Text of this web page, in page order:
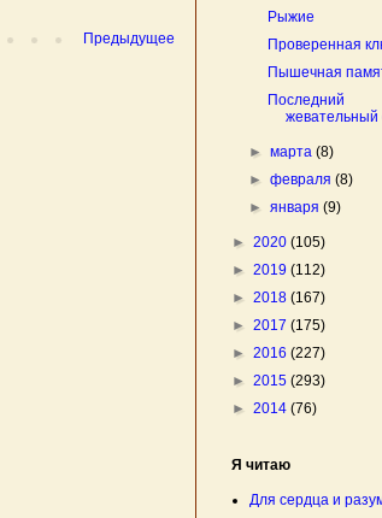
Предыдущее
Рыжие
Проверенная
Пышечная
Последний
жевательный
►марта(8)
►февраля(8)
►января(9)
► 2020 (105)
► 2019 (112)
► 2018 (167)
► 2017 (175)
► 2016 (227)
► 2015 (293)
► 2014 (76)
Я читаю
Для сердца и